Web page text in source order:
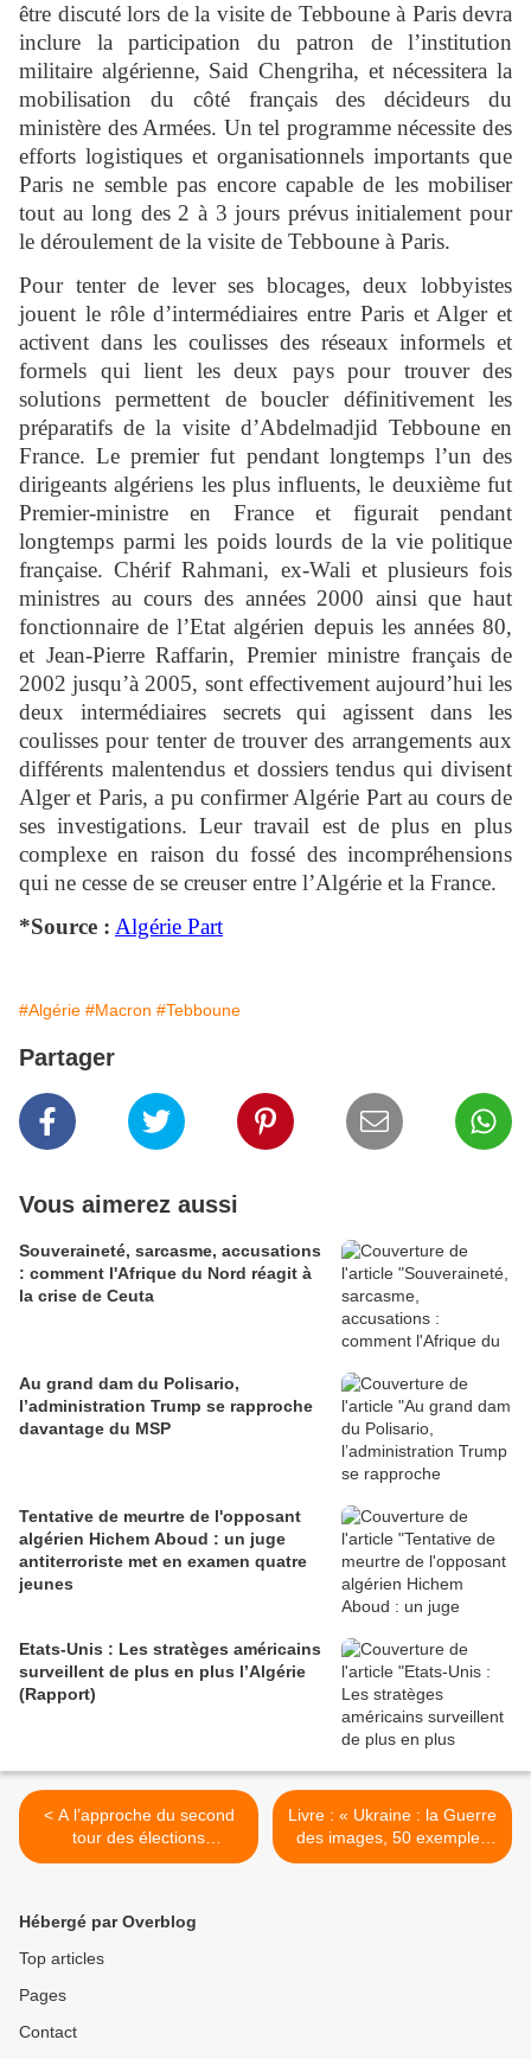
être discuté lors de la visite de Tebboune à Paris devra
inclure la participation du patron de l’institution
militaire algérienne, Said Chengriha, et nécessitera la
mobilisation du côté français des décideurs du
ministère des Armées. Un tel programme nécessite des
efforts logistiques et organisationnels importants que
Paris ne semble pas encore capable de les mobiliser
tout au long des 2 à 3 jours prévus initialement pour
le déroulement de la visite de Tebboune à Paris.
Pour tenter de lever ses blocages, deux lobbyistes
jouent le rôle d’intermédiaires entre Paris et Alger et
activent dans les coulisses des réseaux informels et
formels qui lient les deux pays pour trouver des
solutions permettent de boucler définitivement les
préparatifs de la visite d’Abdelmadjid Tebboune en
France. Le premier fut pendant longtemps l’un des
dirigeants algériens les plus influents, le deuxième fut
Premier-ministre en France et figurait pendant
longtemps parmi les poids lourds de la vie politique
française. Chérif Rahmani, ex-Wali et plusieurs fois
ministres au cours des années 2000 ainsi que haut
fonctionnaire de l’Etat algérien depuis les années 80,
et Jean-Pierre Raffarin, Premier ministre français de
2002 jusqu’à 2005, sont effectivement aujourd’hui les
deux intermédiaires secrets qui agissent dans les
coulisses pour tenter de trouver des arrangements aux
différents malentendus et dossiers tendus qui divisent
Alger et Paris, a pu confirmer Algérie Part au cours de
ses investigations. Leur travail est de plus en plus
complexe en raison du fossé des incompréhensions
qui ne cesse de se creuser entre l’Algérie et la France.
*Source : Algérie Part
#Algérie #Macron #Tebboune
Partager
Vous aimerez aussi
Souveraineté, sarcasme, accusations
: comment l'Afrique du Nord réagit à
la crise de Ceuta
Au grand dam du Polisario,
l’administration Trump se rapproche
davantage du MSP
Tentative de meurtre de l'opposant
algérien Hichem Aboud : un juge
antiterroriste met en examen quatre
jeunes
Etats-Unis : Les stratèges américains
surveillent de plus en plus l’Algérie
(Rapport)
< A l’approche du second
tour des élections
présidentielles turques, les
Livre : « Ukraine : la Guerre
des images, 50 exemples
de désinformation » par
Hébergé par Overblog
Top articles
Pages
Contact